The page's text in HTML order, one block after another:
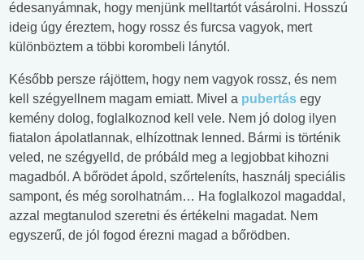
édesanyámnak, hogy menjünk melltartót vásárolni. Hosszú
ideig úgy éreztem, hogy rossz és furcsa vagyok, mert
különböztem a többi korombeli lánytól.
Később persze rájöttem, hogy nem vagyok rossz, és nem
kell szégyellnem magam emiatt. Mivel a pubertás egy
kemény dolog, foglalkoznod kell vele. Nem jó dolog ilyen
fiatalon ápolatlannak, elhízottnak lenned. Bármi is történik
veled, ne szégyelld, de próbáld meg a legjobbat kihozni
magadból. A bőrödet ápold, szőrteleníts, használj speciális
sampont, és még sorolhatnám… Ha foglalkozol magaddal,
azzal megtanulod szeretni és értékelni magadat. Nem
egyszerű, de jól fogod érezni magad a bőrödben.